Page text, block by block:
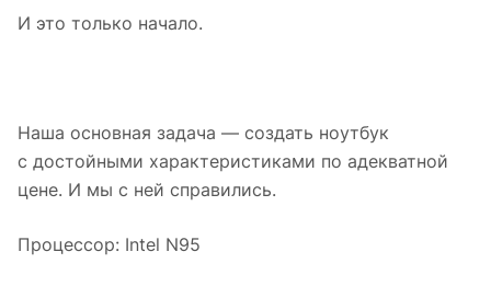
И это только начало.
Наша основная задача — создать ноутбук
с достойными характеристиками по адекватной
цене. И мы с ней справились.
Процессор: Intel N95